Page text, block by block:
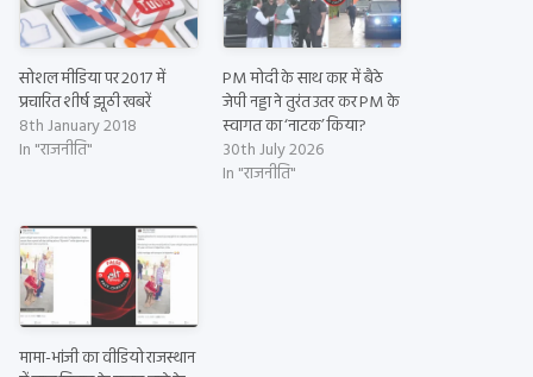
सोशल मीडिया पर 2017 में
प्रचारित शीर्ष झूठी खबरें
8th January 2018
In "राजनीति"
PM मोदी के साथ कार में बैठे
जेपी नड्डा ने तुरंत उतर कर PM के
स्वागत का ‘नाटक’ किया?
30th July 2026
In "राजनीति"
मामा-भांजी का वीडियो राजस्थान